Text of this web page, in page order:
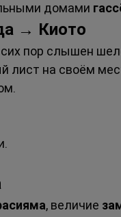
домами
→ Киото
пор слышен
лист на своём
, величие